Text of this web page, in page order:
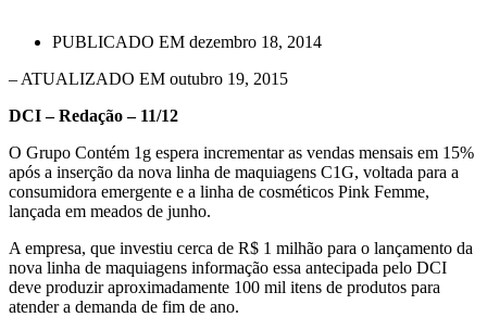
PUBLICADO EM dezembro 18, 2014
– ATUALIZADO EM outubro 19, 2015
DCI – Redação – 11/12
O Grupo Contém 1g espera incrementar as vendas mensais em 15%
após a inserção da nova linha de maquiagens C1G, voltada para a
consumidora emergente e a linha de cosméticos Pink Femme,
lançada em meados de junho.
A empresa, que investiu cerca de R$ 1 milhão para o lançamento da
nova linha de maquiagens informação essa antecipada pelo DCI
deve produzir aproximadamente 100 mil itens de produtos para
atender a demanda de fim de ano.